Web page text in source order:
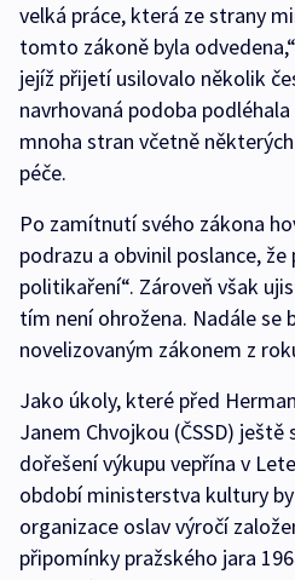
velká práce, která ze strany
tomto zákoně byla
jejíž přijetí usilovalo několik
navrhovaná podoba
mnoha stran včetně
péče.
Po zamítnutí svého zákona
podrazu a obvinil poslance,
politikaření“. Zároveň však
tím není ohrožena. Nadále
novelizovaným zákonem z
Jako úkoly, které před
Janem Chvojkou (ČSSD)
dořešení výkupu vepřína v
období ministerstva kultury
organizace oslav výročí
připomínky pražského jara